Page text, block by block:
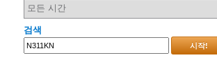
검색
시작!